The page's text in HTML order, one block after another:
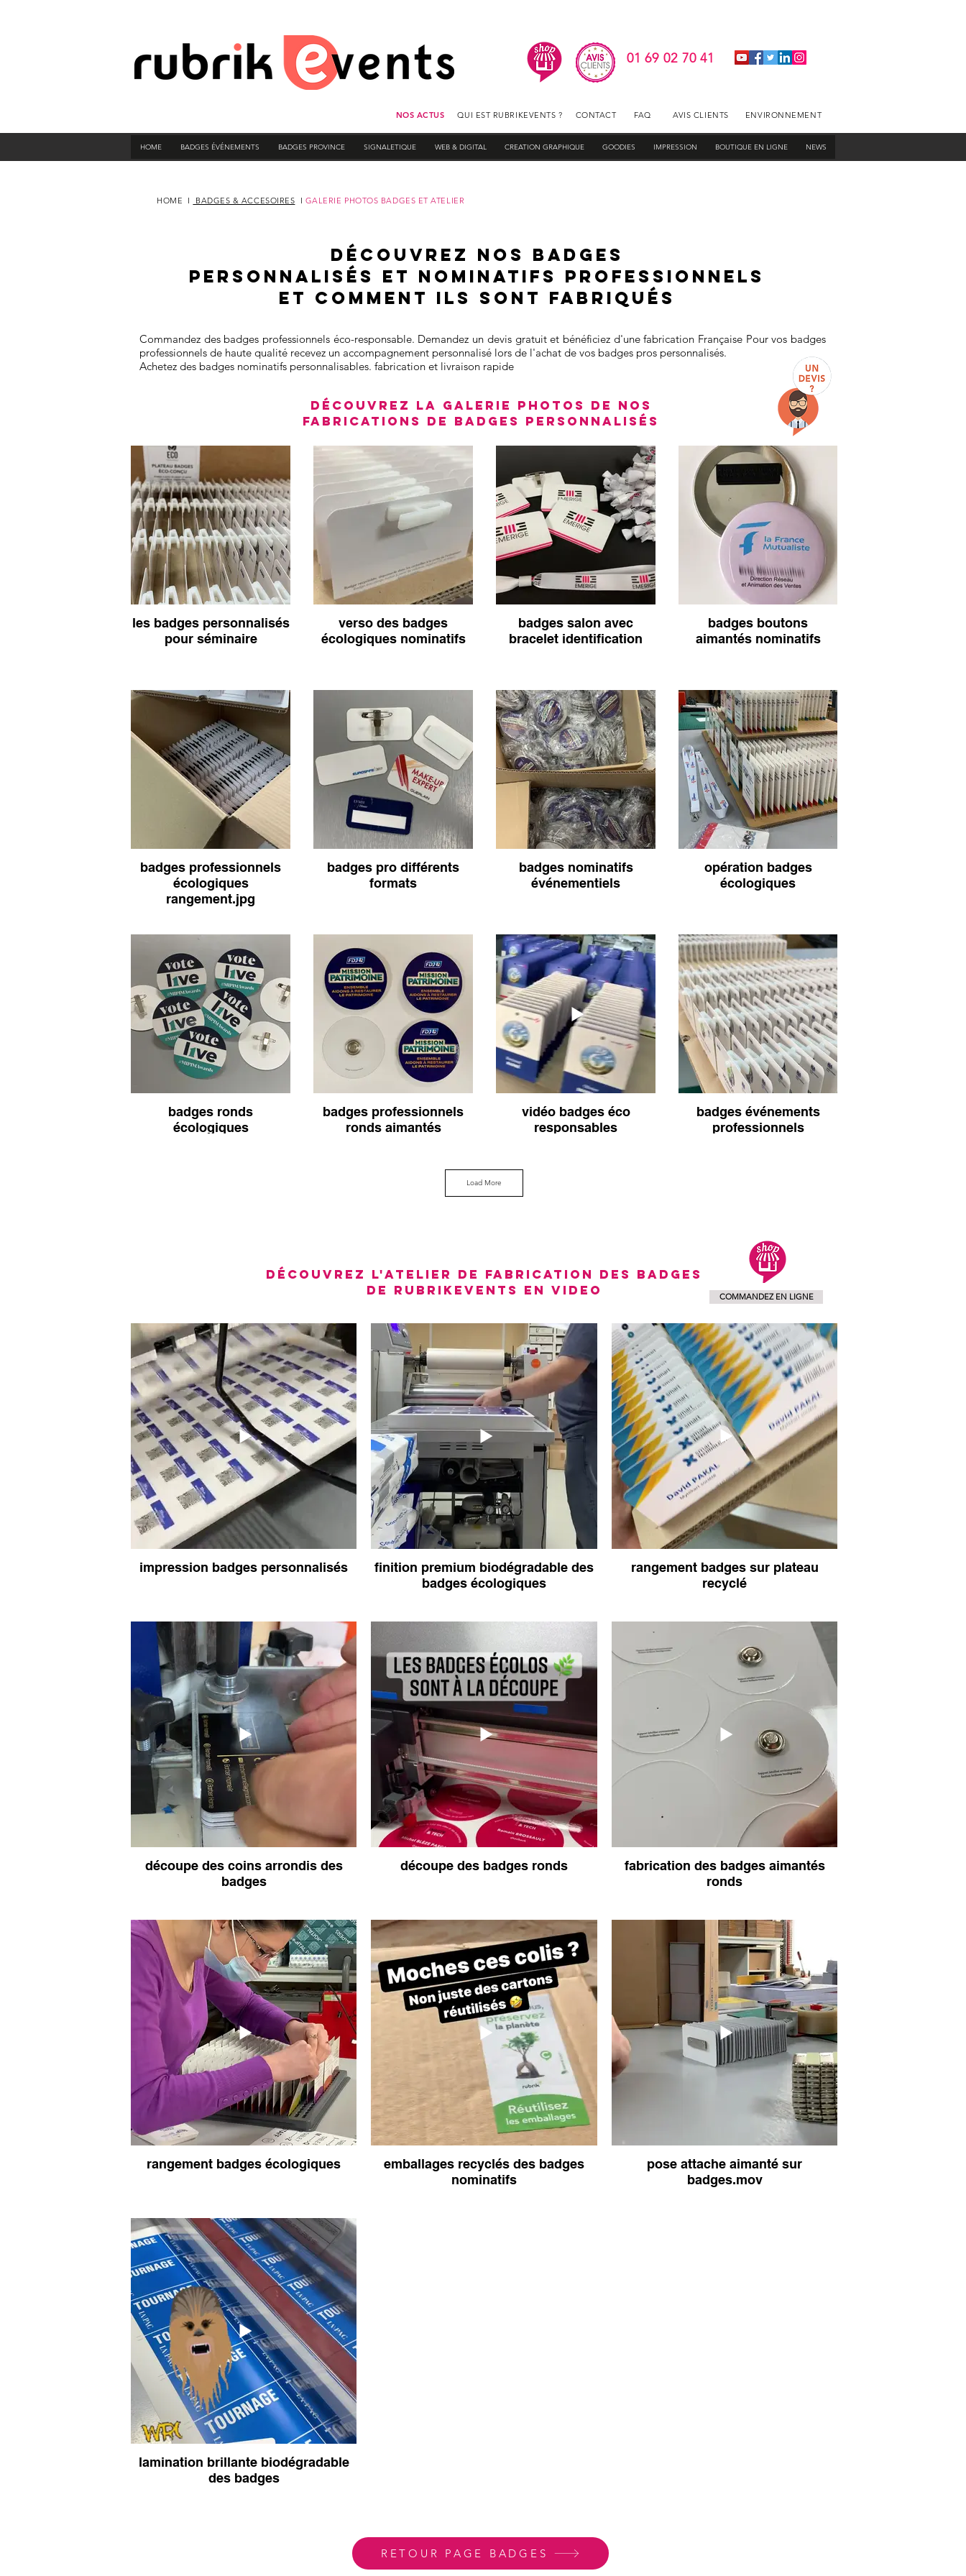
01 69 02 70 41
NOS ACTUS QUI EST RUBRIKEVENTS ? CONTACT FAQ AVIS CLIENTS ENVIRONNEMENT
HOME BADGES ÉVÉNEMENTS BADGES PROVINCE SIGNALETIQUE WEB & DIGITAL CREATION GRAPHIQUE GOODIES IMPRESSION BOUTIQUE EN LIGNE NEWS
HOME I BADGES & ACCESOIRES I GALERIE PHOTOS BADGES ET ATELIER
DÉCOUVREZ NOS BADGES
PERSONNALISÉS ET NOMINATIFS PROFESSIONNELS
ET COMMENT ILS SONT FABRIQUÉS
Commandez des badges professionnels éco-responsable. Demandez un devis gratuit et bénéficiez d'une fabrication Française Pour vos badges
professionnels de haute qualité recevez un accompagnement personnalisé lors de l'achat de vos badges pros personnalisés.
Achetez des badges nominatifs personnalisables. fabrication et livraison rapide
Découvrez la galerie photos de nos
fabrications de badges personnalisés
les badges personnalisés
pour séminaire
verso des badges
écologiques nominatifs
badges salon avec
bracelet identification
badges boutons
aimantés nominatifs
badges professionnels
écologiques
rangement.jpg
badges pro différents
formats
badges nominatifs
événementiels
opération badges
écologiques
badges ronds
écologiques
badges professionnels
ronds aimantés
vidéo badges éco
responsables
badges événements
professionnels
badges nominatifs clip
badges
badges goodies luxe
badges écologiques sur
plateaux de rangement
badges boutons pin's
Badges Format CB avec
aimant
badges éco responsables
écologiques de
tour-de-cou en couleur
badges fantaisies
originaux
Grands badges
programmes
Load More
DÉCOUVREZ L'ATELIER DE FABRICATION DES BADGES
DE RUBRIKEVENTS EN VIDEO
COMMANDEZ EN LIGNE
impression badges personnalisés
finition premium biodégradable des
badges écologiques
rangement badges sur plateau
recyclé
découpe des coins arrondis des
badges
découpe des badges ronds
fabrication des badges aimantés
ronds
rangement badges écologiques
emballages recyclés des badges
nominatifs
pose attache aimanté sur
badges.mov
lamination brillante biodégradable
des badges
RETOUR PAGE BADGES